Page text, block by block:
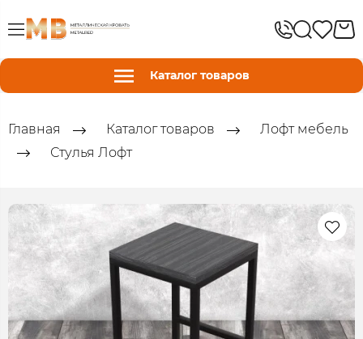
Каталог товаров
Главная Каталог товаров
Лофт мебель
Стулья Лофт